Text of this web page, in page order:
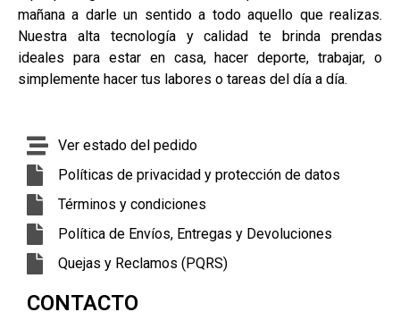
mañana a darle un sentido a todo aquello que realizas.
Nuestra alta tecnología y calidad te brinda prendas
ideales para estar en casa, hacer deporte, trabajar, o
simplemente hacer tus labores o tareas del día a día.
Ver estado del pedido
Políticas de privacidad y protección de datos
Términos y condiciones
Política de Envíos, Entregas y Devoluciones
Quejas y Reclamos (PQRS)
CONTACTO